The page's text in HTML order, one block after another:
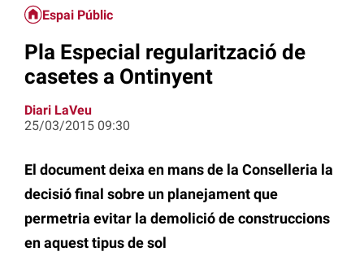
Espai Públic
Pla Especial regularització de
casetes a Ontinyent
Diari LaVeu
25/03/2015 09:30
El document deixa en mans de la Conselleria la
decisió final sobre un planejament que
permetria evitar la demolició de construccions
en aquest tipus de sol